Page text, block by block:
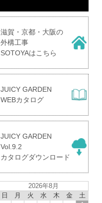
滋賀・京都・大阪の
外構工事
SOTOYAはこちら
JUICY GARDEN
WEBカタログ
JUICY GARDEN
Vol.9.2
カタログダウンロード
2026年8月
日
月 火 水 木 金
土